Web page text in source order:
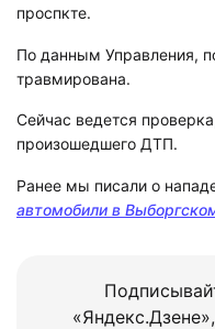
проспкте.
По данным Управления,
травмирована.
Сейчас ведется
произошедшего ДТП.
Ранее мы писали о
автомобили в